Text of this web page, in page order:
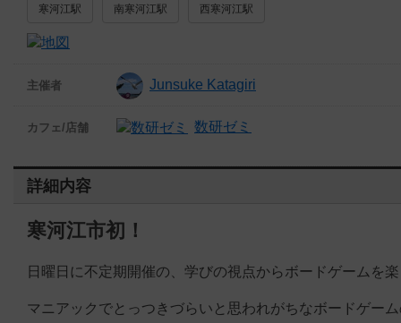
寒河江駅 南寒河江駅 西寒河江駅
主催者 Junsuke Katagiri
カフェ/店舗 数研ゼミ
詳細内容
寒河江市初！
日曜日に不定期開催の、学びの視点からボードゲームを
マニアックでとっつきづらいと思われがちなボードゲー